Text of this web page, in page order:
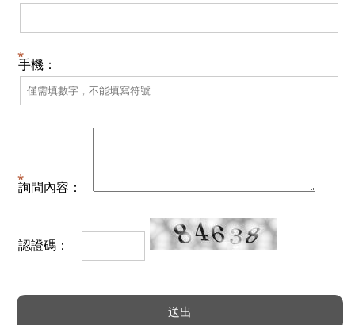
手機：
詢問內容：
認證碼：